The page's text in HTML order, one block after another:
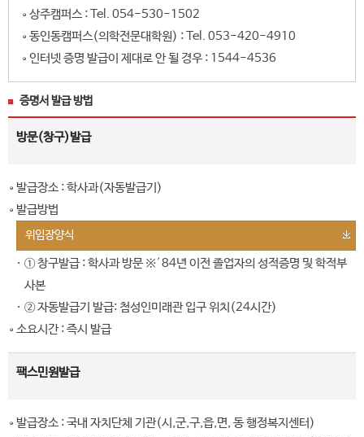
상주캠퍼스 : Tel. 054-530-1502
동인동캠퍼스(의학전문대학원) : Tel. 053-420-4910
인터넷 증명 발급이 제대로 안 될 경우 : 1544-4536
증명서 발급 방법
방문(창구)발급
발급장소 : 학사과(자동발급기)
발급방법
위임장양식
① 창구발급 : 학사과 방문 ※′84년 이전 졸업자의 성적증명 및 학적부
사본
② 자동발급기 발급: 첨성인미래관 입구 위치(24시간)
소요시간 : 즉시 발급
팩스민원발급
발급장소 : 국내 자치단체 기관(시,군,구,읍,면, 동 행정복지센터)